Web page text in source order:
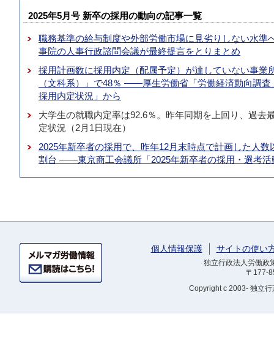
2025年5月号 新卒の採用の動向の記事一覧
職務基準の給与制度や外部労働市場に見劣りしない水
事院の人事行政諮問会議が最終提言をとりまとめ
採用計画数に採用内定（配属予定）が達していない事業
（文科系）」で48％ ――厚生労働省「労働経済動向調
採用内定状況」から
大学生の就職内定率は92.6％。昨年同期を上回り、過
定状況（2月1日現在）
2025年新卒者の採用で、昨年12月末時点で計画した人
割台 ――東京商工会議所「2025年新卒者の採用・選考活
個人情報保護 サイトの使い
独立行政法人労働
〒177-
Copyrightc 2003- 独立行